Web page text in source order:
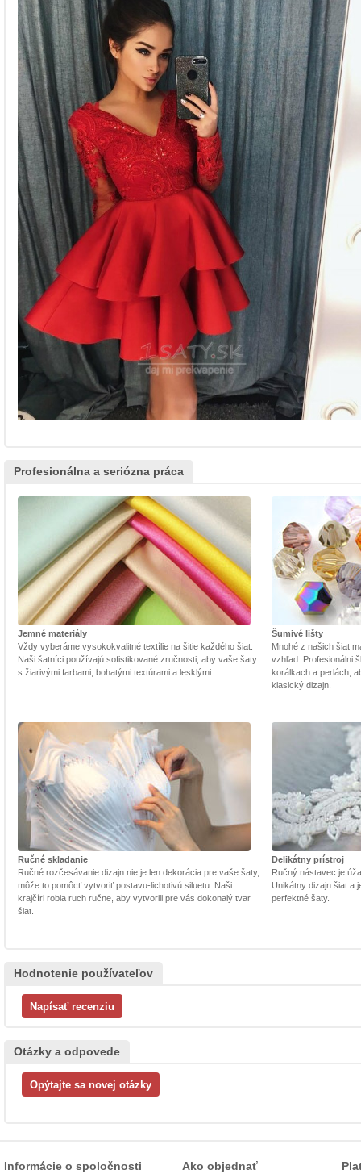
Profesionálna a seriózna práca
Jemné materiály
Vždy vyberáme vysokokvalitné textílie na šitie každého šiat.
Naši šatníci používajú sofistikované zručnosti, aby vaše šaty
s žiarivými farbami, bohatými textúrami a lesklými.
Šumivé lišty
Mnohé z našich šiat
vzhľad. Profesionálni
korálkach a perlách,
klasický dizajn.
Ručné skladanie
Ručné rozčesávanie dizajn nie je len dekorácia pre vaše šaty,
môže to pomôcť vytvoriť postavu-lichotivú siluetu. Naši
krajčíri robia ruch ručne, aby vytvorili pre vás dokonalý tvar
šiat.
Delikátny prístroj
Ručný nástavec je
Unikátny dizajn šiat a
perfektné šaty.
Hodnotenie používateľov
Otázky a odpovede
Informácie o spoločnosti Ako objednať